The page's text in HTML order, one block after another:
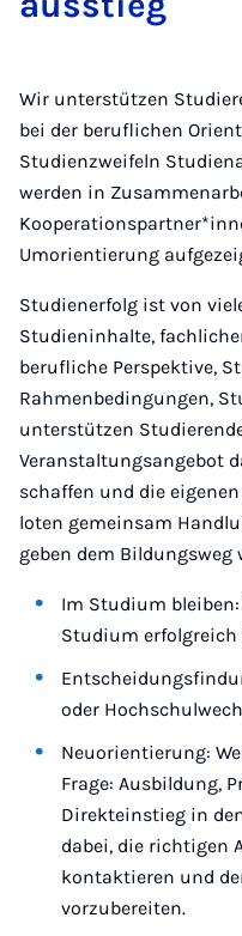
Wir unterstützen
bei der beruflichen
Studienzweifeln
werden in
Umorientierung
Studienerfolg ist von
Studieninhalte,
berufliche Perspektive,
Rahmenbedingungen,
unterstützen
Veranstaltungsangebot
schaffen und die
loten gemeinsam
geben dem Bildungsweg
Im Studium
Studium
oder
Neuorientierung:
Frage: Ausbildung,
Direkteinstieg in
dabei, die richtigen
kontaktieren und
vorzubereiten.